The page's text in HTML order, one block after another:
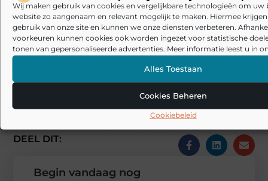
Wij maken gebruik van cookies en vergelijkbare technologieën om uw
website zo aangenaam en relevant mogelijk te maken. Hiermee
gebruik van onze site en kunnen we onze diensten verbeteren.
voorkeuren kunnen cookies ook worden ingezet voor statistische
tonen van gepersonaliseerde advertenties. Meer informatie leest u in
Alles Toestaan
Cookies Beheren
Cookiebeleid
populairst in Nederland?
Goed artikel? Deel hem dan op:
PinterestLinkedIn
DEEL DIT:
Begin vandaag nog